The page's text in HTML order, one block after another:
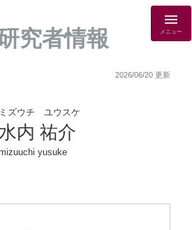
究者情報 メニュー
2026/06/20 更新
ミズウチ ユウスケ
水内 祐介
yusuke